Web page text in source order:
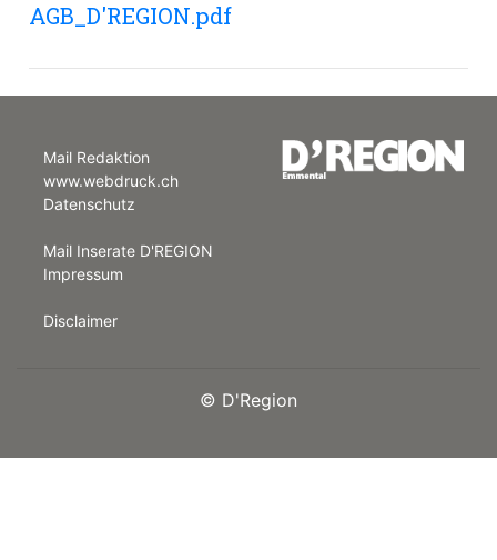
AGB_D'REGION.pdf
Mail Redaktion
www.webdruck.ch
Datenschutz
Mail Inserate D'REGION
Impressum
Disclaimer
© D'Region